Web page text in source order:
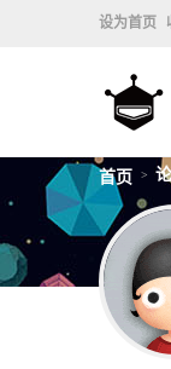
设为首页
首页 >